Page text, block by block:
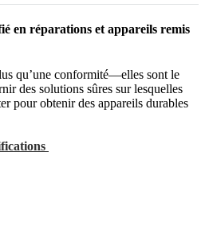
en réparations et appareils remis
qu’une conformité—elles sont le
des solutions sûres sur lesquelles
pour obtenir des appareils durables